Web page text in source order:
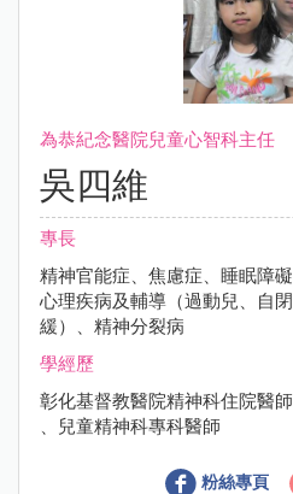
為恭紀念醫院兒童心智科主任
吳四維
專長
精神官能症、焦慮症、睡眠障
心理疾病及輔導（過動兒、自
緩）、精神分裂病
學經歷
彰化基督教醫院精神科住院醫
、兒童精神科專科醫師
粉絲專頁